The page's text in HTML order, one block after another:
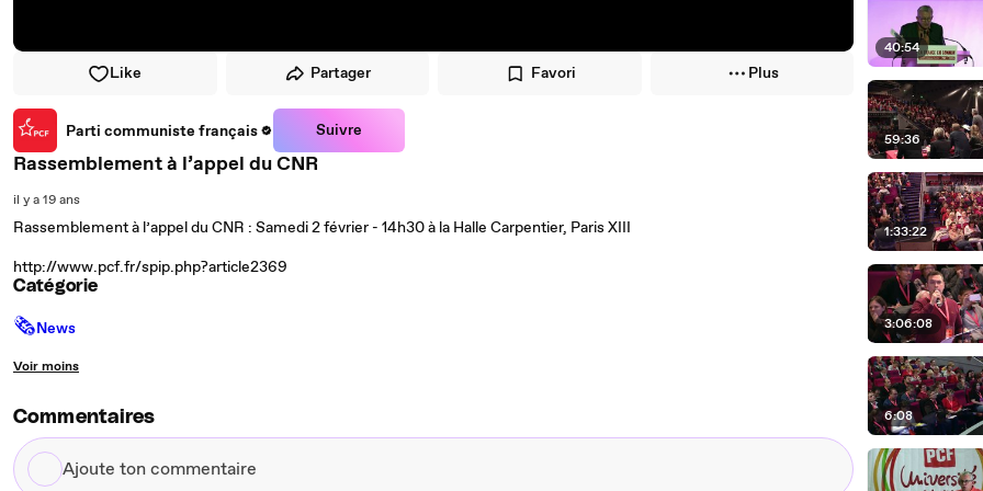
Like Partager Favori Plus
Parti communiste français Suivre
Rassemblement à l’appel du CNR
il y a 19 ans
Rassemblement à l’appel du CNR : Samedi 2 février - 14h30 à la Halle Carpentier, Paris XIII
http://www.pcf.fr/spip.php?article2369
Catégorie
🗞News
Voir moins
Commentaires
Ajoute
40:54
59:36
1:33:22
3:06:08
6:08